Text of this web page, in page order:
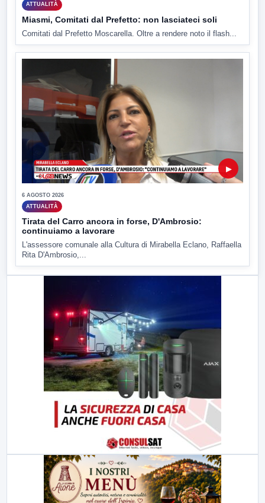
ATTUALITÀ
Miasmi, Comitati dal Prefetto: non lasciateci soli
Comitati dal Prefetto Moscarella. Oltre a rendere noto il flash...
▶
6 AGOSTO 2026
ATTUALITÀ
Tirata del Carro ancora in forse, D'Ambrosio:
continuiamo a lavorare
L'assessore comunale alla Cultura di Mirabella Eclano, Raffaella
Rita D'Ambrosio,...